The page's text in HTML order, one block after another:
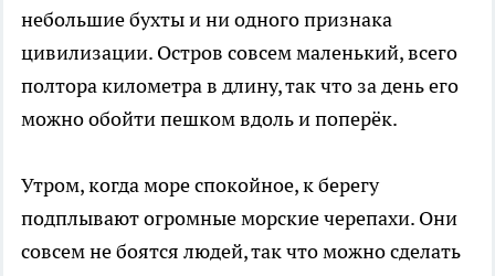
небольшие бухты и ни одного признака
цивилизации. Остров совсем маленький, всего
полтора километра в длину, так что за день его
можно обойти пешком вдоль и поперёк.
Утром, когда море спокойное, к берегу
подплывают огромные морские черепахи. Они
совсем не боятся людей, так что можно сделать